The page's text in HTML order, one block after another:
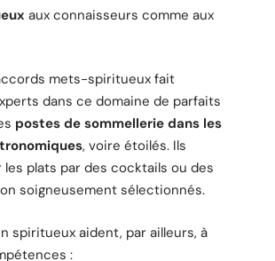
aux connaisseurs comme aux
mets-spiritueux fait
dans ce domaine de parfaits
postes de sommellerie dans les
, voire étoilés. Ils
plats par des cocktails ou des
soigneusement sélectionnés.
spiritueux aident, par ailleurs, à
: